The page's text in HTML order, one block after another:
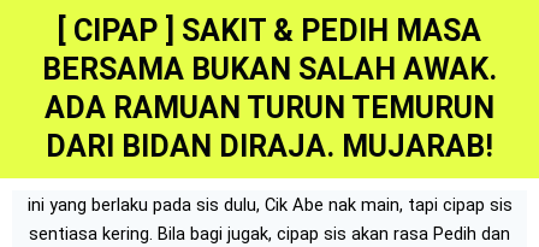
[ CIPAP ] SAKIT & PEDIH MASA
BERSAMA BUKAN SALAH AWAK.
ADA RAMUAN TURUN TEMURUN
DARI BIDAN DIRAJA. MUJARAB!
ini yang berlaku pada sis dulu, Cik Abe nak main, tapi cipap sis
sentiasa kering. Bila bagi jugak, cipap sis akan rasa Pedih dan